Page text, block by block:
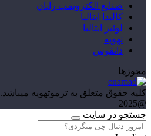
صنایع الکتروپمپ رایان
کالپدا ایتالیا
لوئیز ایتالیا
تهویه
دانفوس
مجوزها
کلیه حقوق متعلق به ترموتهویه میباشد.
@2025
جستجو در سایت